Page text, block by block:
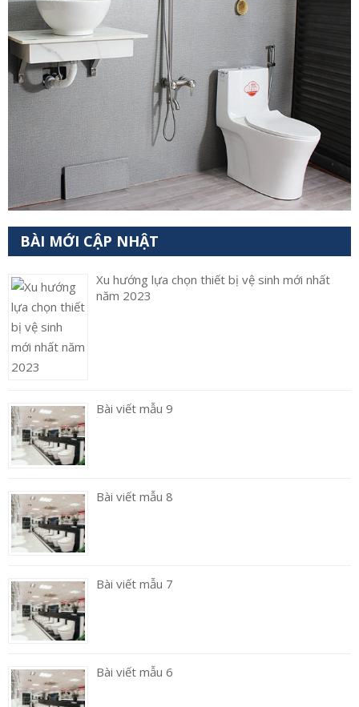
BÀI MỚI CẬP NHẬT
Xu hướng lựa chọn thiết bị vệ sinh mới nhất
năm 2023
Bài viết mẫu 9
Bài viết mẫu 8
Bài viết mẫu 7
Bài viết mẫu 6